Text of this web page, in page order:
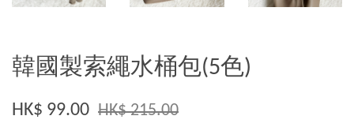
韓國製索繩水桶包(5色)
HK$ 99.00 HK$ 215.00